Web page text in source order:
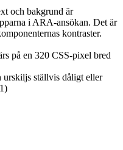
och bakgrund är
i ARA-ansökan. Det är
kontraster.
på en 320 CSS-pixel bred
urskiljs ställvis dåligt eller